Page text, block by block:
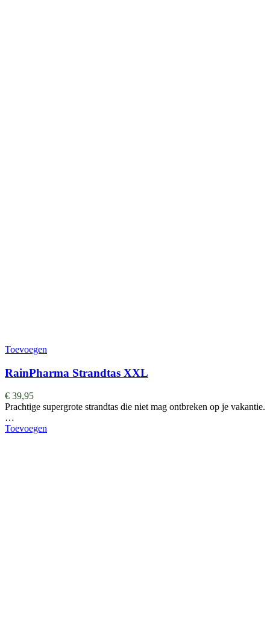
Toevoegen
RainPharma Strandtas XXL
€ 39,95
Prachtige supergrote strandtas die niet mag ontbreken op je vakantie.
…
Toevoegen